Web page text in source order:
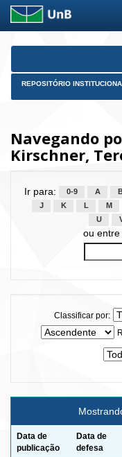
Skip
REPOSITÓRIO
Navegando
Kirschner,
Ir para: 0-9 A
J
K L M
U
ou entre
Classificar por:
Data de
publicação
Data de
defesa